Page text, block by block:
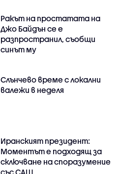
Ракът на простатата на
Джо Байдън се е
разпространил, съобщи
синът му
Слънчево време с локални
валежи в неделя
Иранският президент:
Моментът е подходящ за
сключване на споразумение
със САЩ